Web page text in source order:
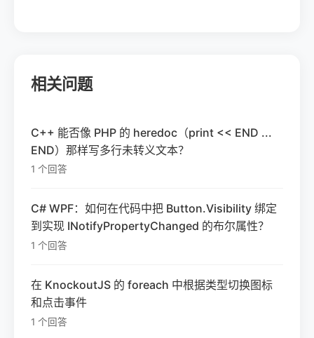
相关问题
C++ 能否像 PHP 的 heredoc（print << END ...
END）那样写多行未转义文本？
1 个回答
C# WPF：如何在代码中把 Button.Visibility 绑定
到实现 INotifyPropertyChanged 的布尔属性？
1 个回答
在 KnockoutJS 的 foreach 中根据类型切换图标
和点击事件
1 个回答